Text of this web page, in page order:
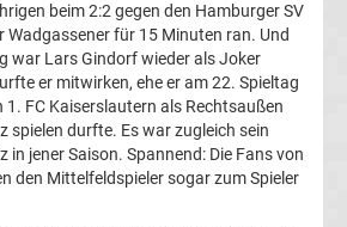
beim 2:2 gegen den Hamburger SV
Wadgassener für 15 Minuten ran. Und
war Lars Gindorf wieder als Joker
er mitwirken, ehe er am 22. Spieltag
FC Kaiserslautern als Rechtsaußen
spielen durfte. Es war zugleich sein
in jener Saison. Spannend: Die Fans von
den Mittelfeldspieler sogar zum Spieler